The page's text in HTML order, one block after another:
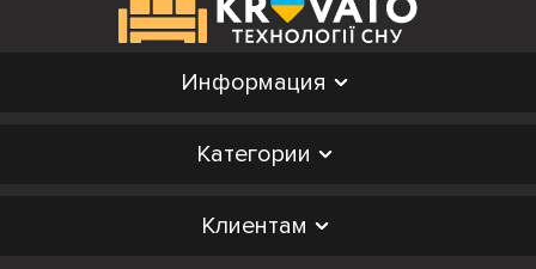
Информация
Категории
Клиентам